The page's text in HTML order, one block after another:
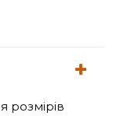
розмірів